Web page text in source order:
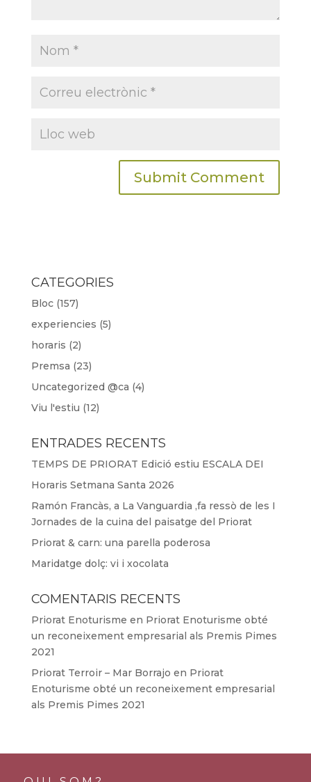
CATEGORIES
Bloc(157)
experiencies (5)
horaris (2)
Premsa (23)
Uncategorized @ca (4)
Viu l'estiu (12)
ENTRADES RECENTS
TEMPS DE PRIORAT Edició estiu ESCALA DEI
Horaris Setmana Santa 2026
Ramón Francàs, a La Vanguardia ,fa ressò de les I
Jornades de la cuina del paisatge del Priorat
Priorat & carn: una parella poderosa
Maridatge dolç: vi i xocolata
COMENTARIS RECENTS
Priorat Enoturisme en Priorat Enoturisme obté
un reconeixement empresarial als Premis Pimes
2021
Priorat Terroir – Mar Borrajo en Priorat
Enoturisme obté un reconeixement empresarial
als Premis Pimes 2021